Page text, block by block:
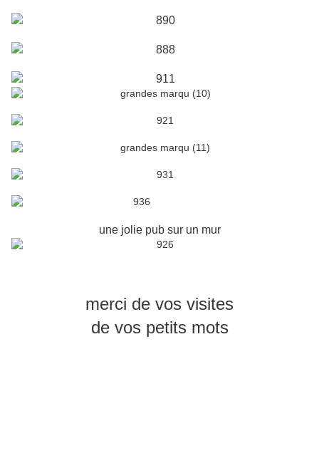
une jolie pub sur un mur
merci de vos visites
de vos petits mots